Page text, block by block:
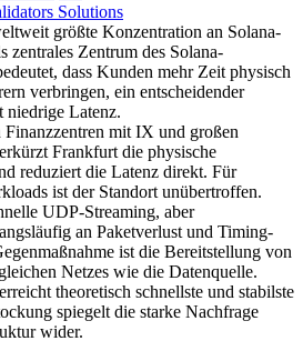
Solutions
größte Konzentration an Solana-
zentrales Zentrum des Solana-
dass Kunden mehr Zeit physisch
verbringen, ein entscheidender
niedrige Latenz.
Finanzzentren mit IX und großen
Frankfurt die physische
reduziert die Latenz direkt. Für
ist der Standort unübertroffen.
UDP-Streaming, aber
an Paketverlust und Timing-
ist die Bereitstellung von
Netzes wie die Datenquelle.
theoretisch schnellste und stabilste
spiegelt die starke Nachfrage
wider.